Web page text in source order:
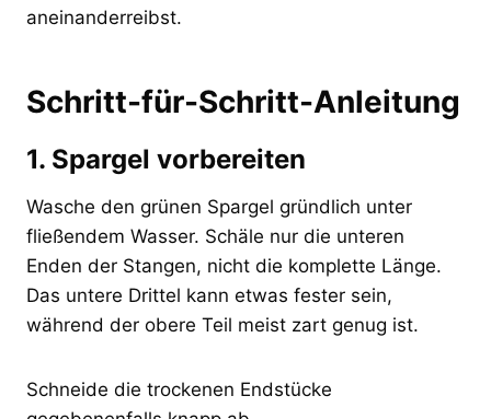
aneinanderreibst.
Schritt-für-Schritt-Anleitung
1. Spargel vorbereiten
Wasche den grünen Spargel gründlich unter
fließendem Wasser. Schäle nur die unteren
Enden der Stangen, nicht die komplette Länge.
Das untere Drittel kann etwas fester sein,
während der obere Teil meist zart genug ist.
Schneide die trockenen Endstücke